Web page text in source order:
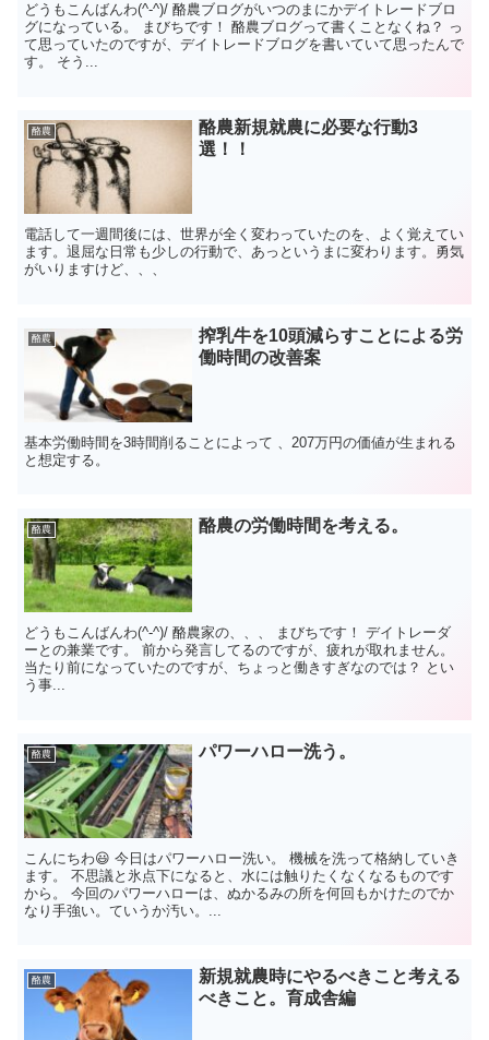
どうもこんばんわ(^-^)/ 酪農ブログがいつのまにかデイトレードブロ
グになっている。 まびちです！ 酪農ブログって書くことなくね？ っ
て思っていたのですが、デイトレードブログを書いていて思ったんで
す。 そう...
酪農
酪農新規就農に必要な行動3
選！！
電話して一週間後には、世界が全く変わっていたのを、よく覚えてい
ます。退屈な日常も少しの行動で、あっというまに変わります。勇気
がいりますけど、、、
酪農
搾乳牛を10頭減らすことによる労
働時間の改善案
基本労働時間を3時間削ることによって 、207万円の価値が生まれる
と想定する。
酪農 酪農の労働時間を考える。
どうもこんばんわ(^-^)/ 酪農家の、、、 まびちです！ デイトレーダ
ーとの兼業です。 前から発言してるのですが、疲れが取れません。
当たり前になっていたのですが、ちょっと働きすぎなのでは？ とい
う事...
酪農 パワーハロー洗う。
こんにちわ😃 今日はパワーハロー洗い。 機械を洗って格納していき
ます。 不思議と氷点下になると、水には触りたくなくなるものです
から。 今回のパワーハローは、ぬかるみの所を何回もかけたのでか
なり手強い。ていうか汚い。...
酪農
新規就農時にやるべきこと考える
べきこと。育成舎編